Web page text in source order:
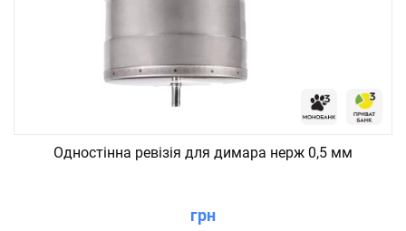
Одностінна ревізія для димара нерж 0,5 мм
грн